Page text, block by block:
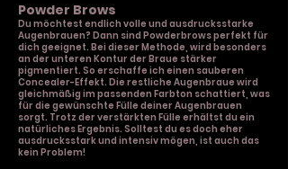
Powder Brows
Du möchtest endlich volle und ausdrucksstarke
Augenbrauen? Dann sind Powderbrows perfekt für
dich geeignet. Bei dieser Methode, wird besonders
an der unteren Kontur der Braue stärker
pigmentiert. So erschaffe ich einen sauberen
Concealer-Effekt. Die restliche Augenbraue wird
gleichmäßig im passenden Farbton schattiert, was
für die gewünschte Fülle deiner Augenbrauen
sorgt. Trotz der verstärkten Fülle erhältst du ein
natürliches Ergebnis. Solltest du es doch eher
ausdrucksstark und intensiv mögen, ist auch das
kein Problem!